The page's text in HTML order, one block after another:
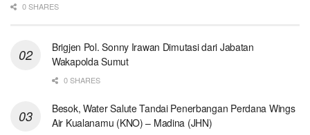
0 SHARES
Brigjen Pol. Sonny Irawan Dimutasi dari Jabatan
Wakapolda Sumut
0 SHARES
Besok, Water Salute Tandai Penerbangan Perdana Wings
Air Kualanamu (KNO) – Madina (JHN)